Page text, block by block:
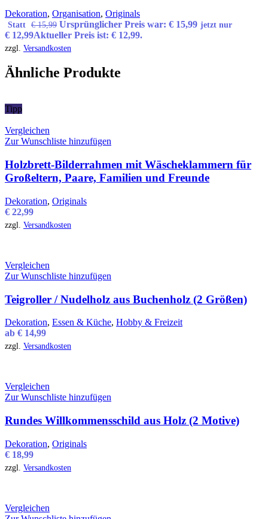
Dekoration, Organisation, Originals
Statt €15,99 Ursprünglicher Preis war: € 15,99 jetzt nur
€ 12,99Aktueller Preis ist: € 12,99.
zzgl. Versandkosten
Ähnliche Produkte
Tipp
Vergleichen
Zur Wunschliste hinzufügen
Holzbrett-Bilderrahmen mit Wäscheklammern für
Großeltern, Paare, Familien und Freunde
Dekoration, Originals
€ 22,99
zzgl. Versandkosten
Vergleichen
Zur Wunschliste hinzufügen
Teigroller / Nudelholz aus Buchenholz (2 Größen)
Dekoration, Essen & Küche, Hobby & Freizeit
ab € 14,99
zzgl. Versandkosten
Vergleichen
Zur Wunschliste hinzufügen
Rundes Willkommensschild aus Holz (2 Motive)
Dekoration, Originals
€ 18,99
zzgl. Versandkosten
Vergleichen